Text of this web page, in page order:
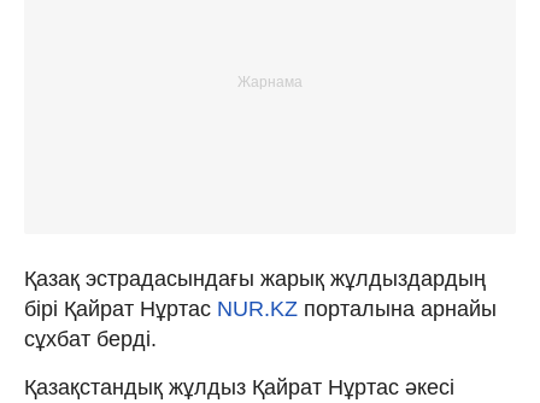
Қазақ эстрадасындағы жарық жұлдыздардың
бірі Қайрат Нұртас NUR.KZ порталына арнайы
сұхбат берді.
Қазақстандық жұлдыз Қайрат Нұртас әкесі